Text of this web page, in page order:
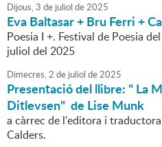
Dijous,3 de juliol de2025
Eva Baltasar + Bru Ferri +
Poesia I +. Festival de Poesia
juliol del 2025
Dimecres,2 de juliol de2025
Presentació del llibre: " La
Ditlevsen" de Lise Munk
a càrrec de l'editora i
Calders.